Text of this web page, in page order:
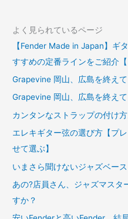
よく見られているページ
【Fender Made in Japan】ギ
すすめの定番ラインをご紹介
Grapevine 岡山、広島を終えて
Grapevine 岡山、広島を終え
カンタンなストラップの付け方
エレキギター弦の選び方【プ
せて選ぶ】
いまさら聞けないジャズベー
あの?店員さん、ジャズマスタ
すか？